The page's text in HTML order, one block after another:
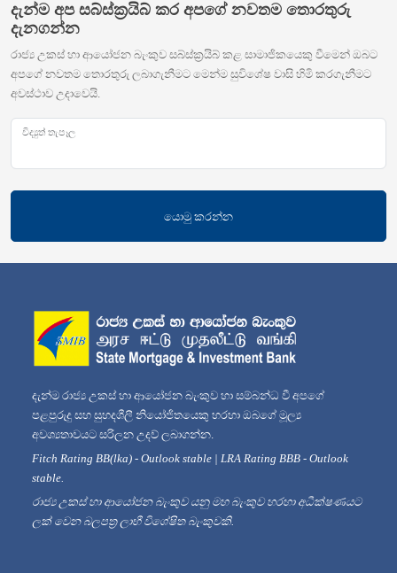
දැන්ම අප සබ්ස්ක්‍රයිබ් කර අපගේ නවතම තොරතුරු
දැනගන්න
රාජ්‍ය උකස් හා ආයෝජන බැංකුව සබ්ස්ක්‍රයිබ් කළ සාමාජිකයෙකු වීමෙන් ඔබට
අපගේ නවතම තොරතුරු ලබාගැනීමට මෙන්ම සුවිශේෂ වාසි හිමි කරගැනීමට
අවස්ථාව උදාවෙයි.
විද්‍යුත් තැපෑල
යොමු කරන්න
දැන්ම රාජ්‍ය උකස් හා ආයෝජන බැංකුව හා සම්බන්ධ වී අපගේ
පළපුරුදු සහ සුහදශීලී නියෝජිතයෙකු හරහා ඔබගේ මූල්‍ය
අවශ්‍යතාවයට සරිලන උදව් ලබාගන්න.
Fitch Rating BB(lka) - Outlook stable | LRA Rating BBB - Outlook
stable.
රාජ්‍ය උකස් හා ආයෝජන බැංකුව යනු මහ බැංකුව හරහා අධීක්ෂණයට
ලක් වෙන බලපත්‍ර ලාභී විශේෂිත බැංකුවකි.